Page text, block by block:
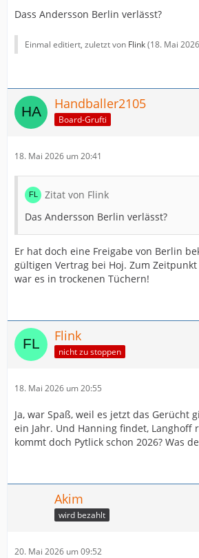
Dass Andersson Berlin verlässt?
Einmal editiert, zuletzt von Flink(18. Mai
Handballer2105
Board-Grufti
18. Mai 2026 um 20:41
Zitat von Flink
Das Andersson Berlin verlässt?
Er hat doch eine Freigabe von Berlin
gültigen Vertrag bei Hoj. Zum
war es in trockenen Tüchern!
Flink
nicht zu stoppen
18. Mai 2026 um 20:55
Ja, war Spaß, weil es jetzt das Gerücht
ein Jahr. Und Hanning findet, Langhoff
kommt doch Pytlick schon 2026? Was
Akim
wird bezahlt
20. Mai 2026 um 09:52